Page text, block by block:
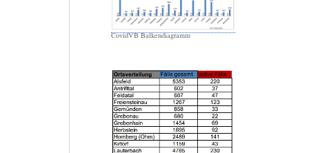
CovidVB Balkendiagramm